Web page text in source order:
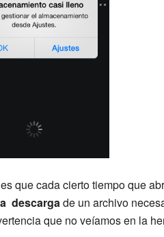
que cada cierto tiempo que
descargade un archivo
que no veíamos en la